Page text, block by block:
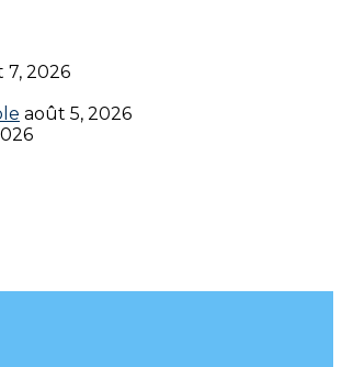
7, 2026
août 5, 2026